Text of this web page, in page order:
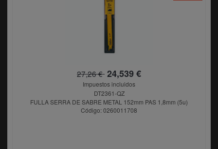
27,26 € 24,539 €
Impuestos incluidos
DT2361-QZ
FULLA SERRA DE SABRE METAL 152mm PAS 1,8mm (5u)
Código: 0260011708